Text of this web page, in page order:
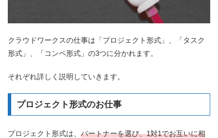
クラウドワークスの仕事は「プロジェクト形式」、「タスク
形式」、「コンペ形式」の3つに分かれます。
それぞれ詳しく説明していきます。
プロジェクト形式のお仕事
プロジェクト形式は、 パートナーを選び、1対1でお互いに相